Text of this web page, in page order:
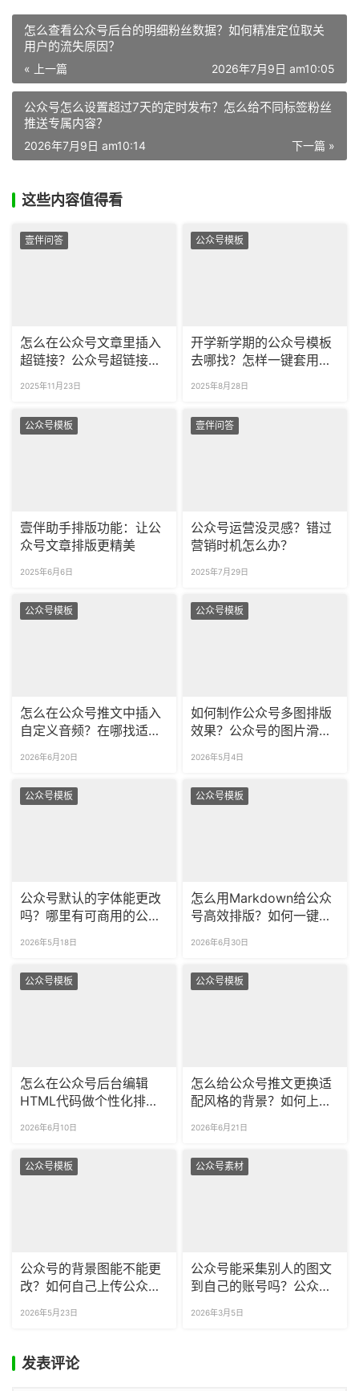
怎么查看公众号后台的明细粉丝数据？如何精准定位取关
用户的流失原因？
« 上一篇 2026年7月9日 am10:05
公众号怎么设置超过7天的定时发布？怎么给不同标签粉丝
推送专属内容？
下一篇 »
2026年7月9日 am10:14
这些内容值得看
壹伴问答
怎么在公众号文章里插入
超链接？公众号超链接过
2025年11月23日
公众号模板
开学新学期的公众号模板
去哪找？怎样一键套用可
2025年8月28日
公众号模板
壹伴助手排版功能：让公
众号文章排版更精美
2025年6月6日
壹伴问答
公众号运营没灵感？错过
营销时机怎么办？
2025年7月29日
公众号模板
怎么在公众号推文中插入
自定义音频？在哪找适配
式？
2026年6月20日
公众号模板
如何制作公众号多图排版
效果？公众号的图片滑动
2026年5月4日
公众号模板
公众号默认的字体能更改
吗？哪里有可商用的公众
2026年5月18日
公众号模板
怎么用Markdown给公众
号高效排版？如何一键统
2026年6月30日
公众号模板
怎么在公众号后台编辑
HTML代码做个性化排
代码的最终渲染效果？
2026年6月10日
公众号模板
怎么给公众号推文更换适
配风格的背景？如何上传
2026年6月21日
公众号模板
公众号的背景图能不能更
改？如何自己上传公众号
2026年5月23日
公众号素材
公众号能采集别人的图文
到自己的账号吗？公众号
2026年3月5日
发表评论